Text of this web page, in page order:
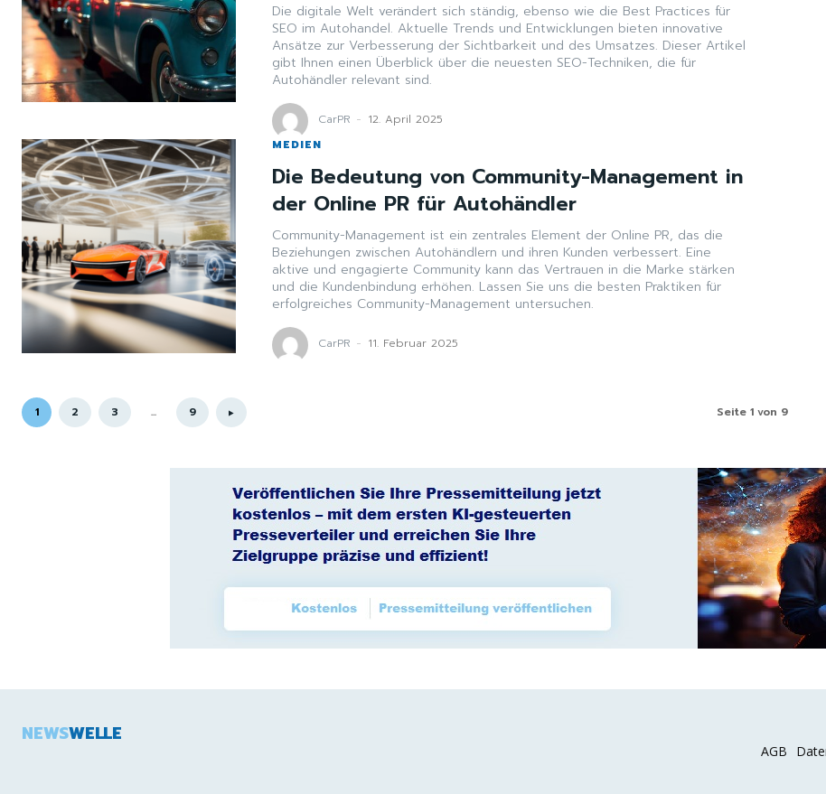
Die digitale Welt verändert sich ständig, ebenso wie die Best Practices für
SEO im Autohandel. Aktuelle Trends und Entwicklungen bieten innovative
Ansätze zur Verbesserung der Sichtbarkeit und des Umsatzes. Dieser Artikel
gibt Ihnen einen Überblick über die neuesten SEO-Techniken, die für
Autohändler relevant sind.
CarPR - 12. April 2025
MEDIEN
Die Bedeutung von Community-Management in
der Online PR für Autohändler
Community-Management ist ein zentrales Element der Online PR, das die
Beziehungen zwischen Autohändlern und ihren Kunden verbessert. Eine
aktive und engagierte Community kann das Vertrauen in die Marke stärken
und die Kundenbindung erhöhen. Lassen Sie uns die besten Praktiken für
erfolgreiches Community-Management untersuchen.
CarPR - 11. Februar 2025
1 2 3 ... 9 Seite 1 von 9
NEWSWELLE
AGB